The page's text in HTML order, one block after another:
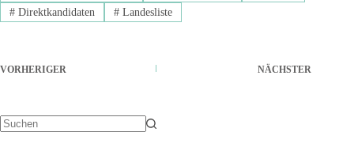
#Direktkandidaten #Landesliste
VORHERIGER NÄCHSTER